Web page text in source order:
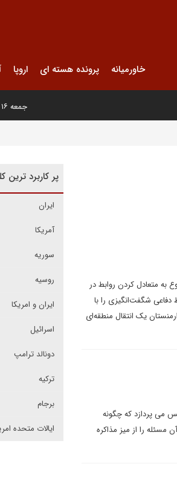
خاورمیانه پرونده هسته ای اروپا
جمعه ۱۶ مرداد ۱۴۰۵
به متعادل کردن روابط در
شگفت‌انگیزی را با
یک انتقال منطقه‌ای
می‌ پردازد که چگونه
را از میز مذاکره
پر کاربرد ترین
ایران
آمریکا
سوریه
روسیه
ایران و امریکا
اسرائیل
دونالد ترامپ
ترکیه
برجام
ایالات متحده